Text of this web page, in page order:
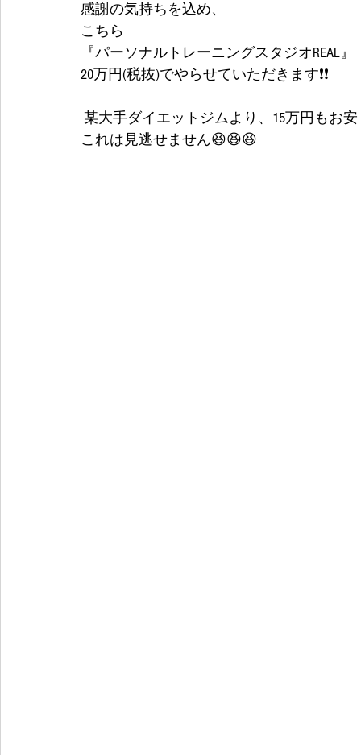
感謝の気持ちを込め、
こちら
『パーソナルトレーニングスタジオREAL』
20万円(税抜)でやらせていただきます❗❗
某大手ダイエットジムより、15万円もお
これは見逃せません😆😆😆